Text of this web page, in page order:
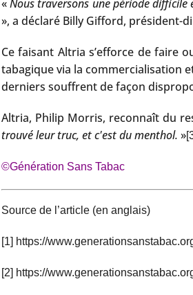
«Nous traversons une période difficile
», a déclaré Billy Gifford, président-
Ce faisant Altria s’efforce de faire
tabagique via la commercialisation
derniers souffrent de façon
Altria, Philip Morris, reconnaît du
trouvé leur truc, et c'est du menthol. »
©Génération Sans Tabac
Source de l’article (en anglais)
[1] https://
[2] https://